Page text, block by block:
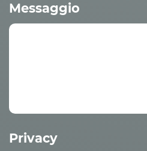
Messaggio
Privacy